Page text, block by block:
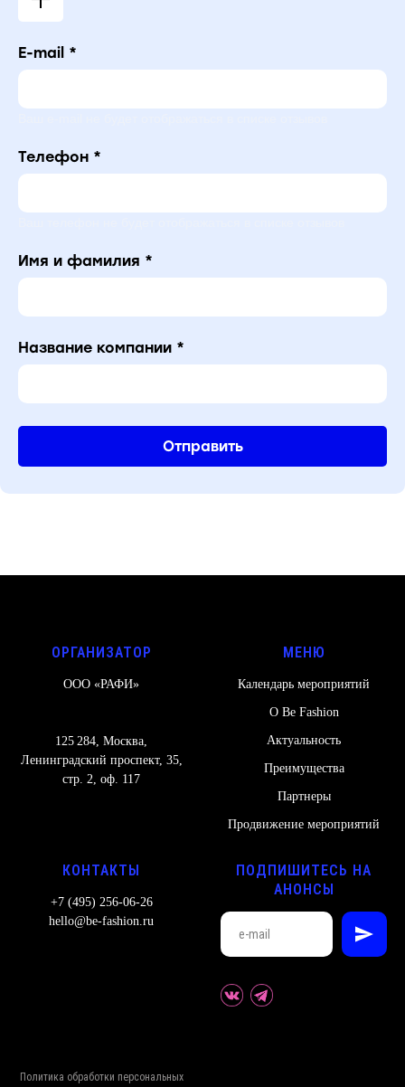
E-mail *
Телефон *
Имя и фамилия *
Название компании *
Отправить
ОРГАНИЗАТОР
ООО «РАФИ»
125 284, Москва,
Ленинградский проспект, 35,
стр. 2, оф. 117
МЕНЮ
Календарь мероприятий
О Be Fashion
Актуальность
Преимущества
Партнеры
Продвижение мероприятий
КОНТАКТЫ
+7 (495) 256-06-26
hello@be-fashion.ru
ПОДПИШИТЕСЬ НА
АНОНСЫ
Политика обработки персональных